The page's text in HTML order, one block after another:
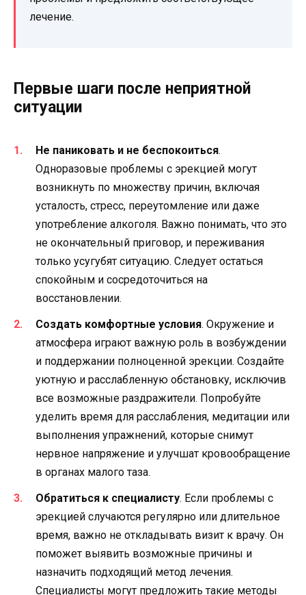
лечение.
Первые шаги после неприятной
ситуации
Не паниковать и не беспокоиться.
Одноразовые проблемы с эрекцией могут
возникнуть по множеству причин, включая
усталость, стресс, переутомление или даже
употребление алкоголя. Важно понимать, что это
не окончательный приговор, и переживания
только усугубят ситуацию. Следует остаться
спокойным и сосредоточиться на
восстановлении.
Создать комфортные условия. Окружение и
атмосфера играют важную роль в возбуждении
и поддержании полноценной эрекции. Создайте
уютную и расслабленную обстановку, исключив
все возможные раздражители. Попробуйте
уделить время для расслабления, медитации или
выполнения упражнений, которые снимут
нервное напряжение и улучшат кровообращение
в органах малого таза.
Обратиться к специалисту. Если проблемы с
эрекцией случаются регулярно или длительное
время, важно не откладывать визит к врачу. Он
поможет выявить возможные причины и
назначить подходящий метод лечения.
Специалисты могут предложить такие методы